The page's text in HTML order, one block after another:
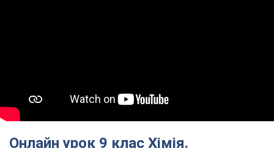
Онлайн урок 9 клас Хімія.